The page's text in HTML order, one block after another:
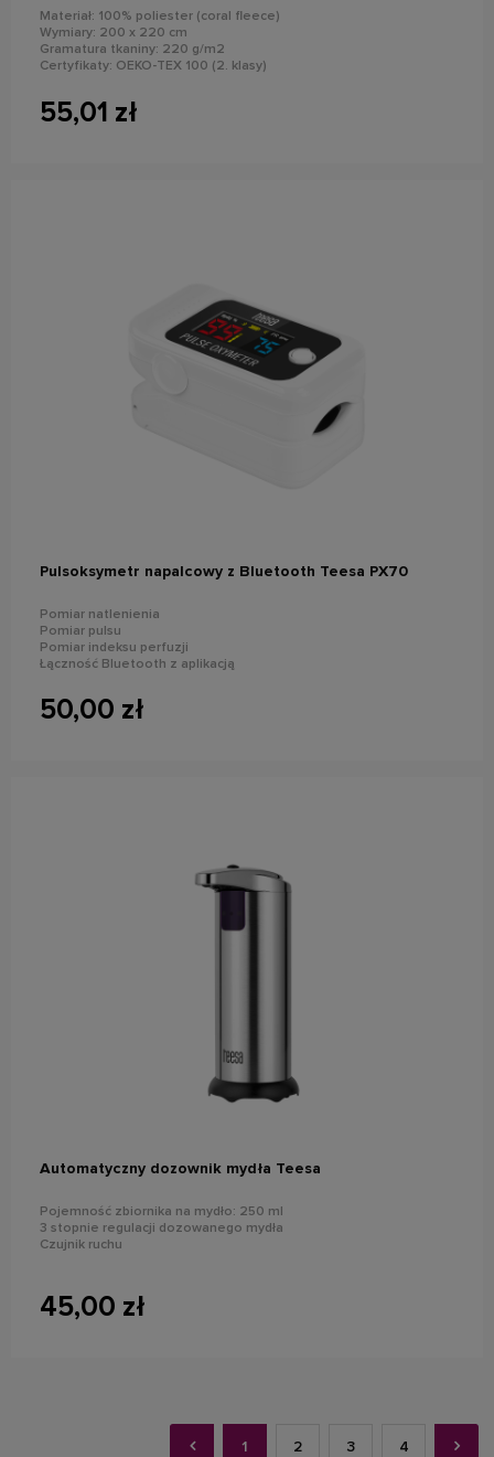
Materiał: 100% poliester (coral fleece)
Wymiary: 200 x 220 cm
Gramatura tkaniny: 220 g/m2
Certyfikaty: OEKO-TEX 100 (2. klasy)
55,01 zł
Pulsoksymetr napalcowy z Bluetooth Teesa PX70
Pomiar natlenienia
Pomiar pulsu
Pomiar indeksu perfuzji
Łączność Bluetooth z aplikacją
Zasilanie: 2x AAA
Wymiary: 56x32x30 mm
50,00 zł
Automatyczny dozownik mydła Teesa
Pojemność zbiornika na mydło: 250 ml
3 stopnie regulacji dozowanego mydła
Czujnik ruchu
45,00 zł
do koszyka
1 2 3 4